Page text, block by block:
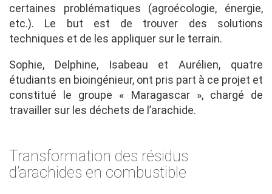
certaines problématiques (agroécologie, énergie,
etc.). Le but est de trouver des solutions
techniques et de les appliquer sur le terrain.
Sophie, Delphine, Isabeau et Aurélien, quatre
étudiants en bioingénieur, ont pris part à ce projet et
constitué le groupe « Maragascar », chargé de
travailler sur les déchets de l’arachide.
Transformation des résidus
d’arachides en combustible